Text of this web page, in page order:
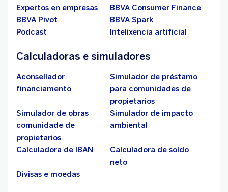
Expertos en empresas
BBVA Consumer Finance
BBVA Pivot
BBVA Spark
Podcast
Intelixencia artificial
Calculadoras e simuladores
Aconsellador
financiamento
Simulador de préstamo
para comunidades de
propietarios
Simulador de obras
comunidade de
propietarios
Simulador de impacto
ambiental
Calculadora de IBAN
Calculadora de soldo
neto
Divisas e moedas